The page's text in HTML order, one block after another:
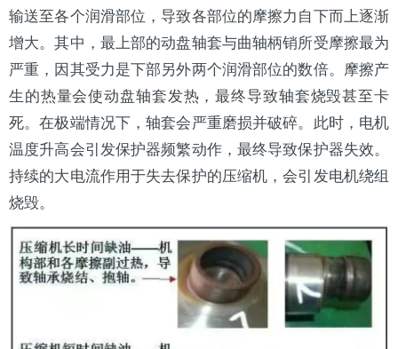
输送至各个润滑部位，导致各部位的摩擦力自下而上逐渐
增大。其中，最上部的动盘轴套与曲轴柄销所受摩擦最为
严重，因其受力是下部另外两个润滑部位的数倍。摩擦产
生的热量会使动盘轴套发热，最终导致轴套烧毁甚至卡
死。在极端情况下，轴套会严重磨损并破碎。此时，电机
温度升高会引发保护器频繁动作，最终导致保护器失效。
持续的大电流作用于失去保护的压缩机，会引发电机绕组
烧毁。